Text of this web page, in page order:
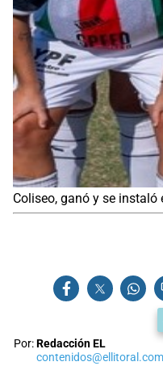
Coliseo, ganó y se instaló
Por:Redacción EL
contenidos@ellitoral.com